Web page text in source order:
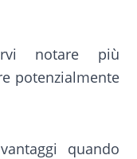
notare più
potenzialmente
quando